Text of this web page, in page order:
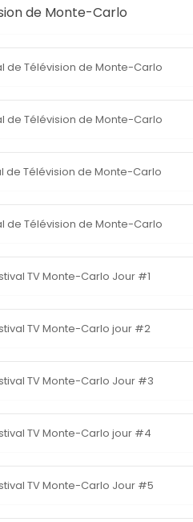
de Monte-Carlo
de Télévision de Monte-Carlo
de Télévision de Monte-Carlo
de Télévision de Monte-Carlo
de Télévision de Monte-Carlo
TV Monte-Carlo Jour #1
TV Monte-Carlo jour #2
TV Monte-Carlo Jour #3
TV Monte-Carlo jour #4
TV Monte-Carlo Jour #5